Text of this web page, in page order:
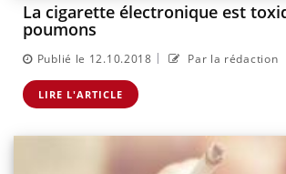
La cigarette électronique est
poumons
Publié le 12.10.2018 | Par la rédaction
LIRE L'ARTICLE